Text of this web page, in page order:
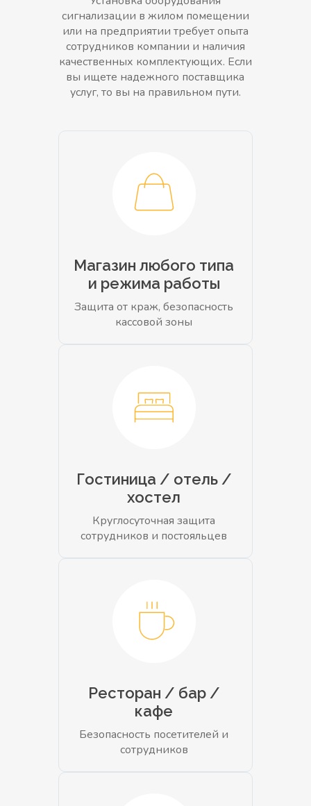
сигнализации в жилом помещении
или на предприятии требует опыта
сотрудников компании и наличия
качественных комплектующих. Если
вы ищете надежного поставщика
услуг, то вы на правильном пути.
Магазин любого типа
и режима работы
Защита от краж, безопасность
кассовой зоны
Гостиница / отель /
хостел
Круглосуточная защита
сотрудников и постояльцев
Ресторан / бар /
кафе
Безопасность посетителей и
сотрудников